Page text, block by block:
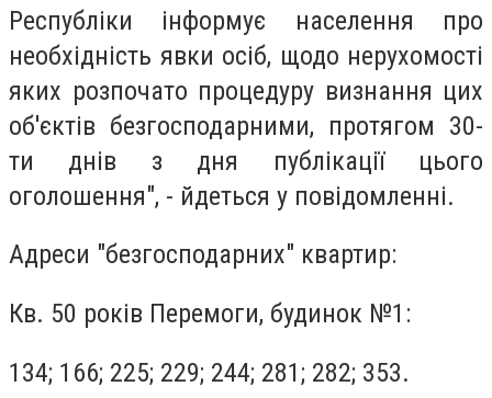
Республіки інформує населення про
необхідність явки осіб, щодо нерухомості
яких розпочато процедуру визнання цих
об'єктів безгосподарними, протягом 30-
ти днів з дня публікації цього
оголошення", - йдеться у повідомленні.
Адреси "безгосподарних" квартир:
Кв. 50 років Перемоги, будинок №1:
134; 166; 225; 229; 244; 281; 282; 353.